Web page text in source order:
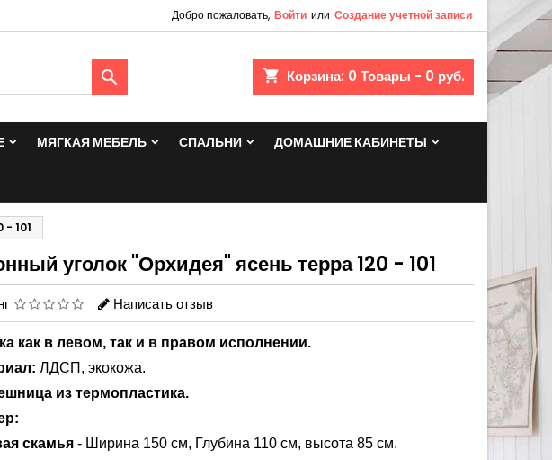
Добро пожаловать, Войти или Создание учетной записи
shopping_cart Корзина: 0 Товары - 0 руб.

МЯГКАЯ МЕБЕЛЬ СПАЛЬНИ ДОМАШНИЕ КАБИНЕТЫ
- 101
уголок "Орхидея" ясень терра 120 - 101
Написать отзыв
как в левом, так и в правом исполнении.
ЛДСП, экокожа.
из термопластика.
скамья - Ширина 150 см, Глубина 110 см, высота 85 см.